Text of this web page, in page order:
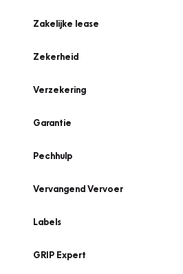
Zakelijke lease
Zekerheid
Verzekering
Garantie
Pechhulp
Vervangend Vervoer
Labels
GRIP Expert